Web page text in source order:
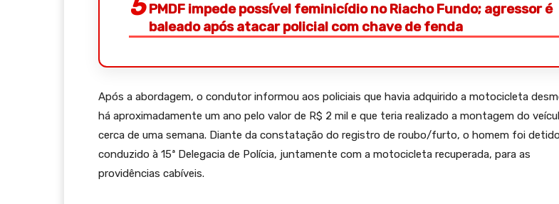
PMDF impede possível feminicídio no Riacho Fundo; agressor é
baleado após atacar policial com chave de fenda
Após a abordagem, o condutor informou aos policiais que havia adquirido a motocicleta
há aproximadamente um ano pelo valor de R$ 2 mil e que teria realizado a montagem do
cerca de uma semana. Diante da constatação do registro de roubo/furto, o homem foi
conduzido à 15ª Delegacia de Polícia, juntamente com a motocicleta recuperada, para as
providências cabíveis.